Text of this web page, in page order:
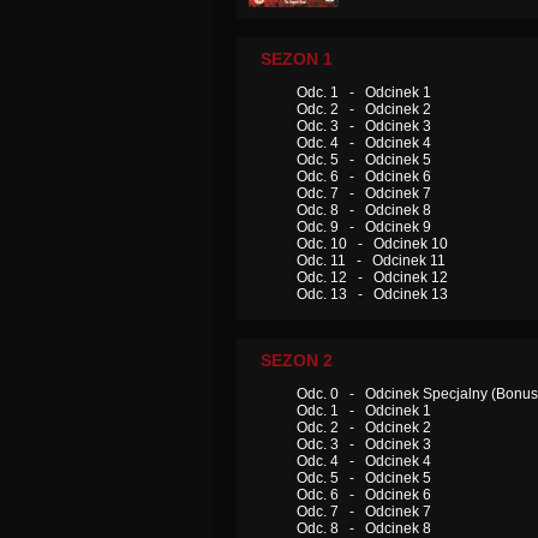
SEZON 1
Odc. 1 - Odcinek 1
Odc. 2 - Odcinek 2
Odc. 3 - Odcinek 3
Odc. 4 - Odcinek 4
Odc. 5 - Odcinek 5
Odc. 6 - Odcinek 6
Odc. 7 - Odcinek 7
Odc. 8 - Odcinek 8
Odc. 9 - Odcinek 9
Odc. 10 - Odcinek 10
Odc. 11 - Odcinek 11
Odc. 12 - Odcinek 12
Odc. 13 - Odcinek 13
SEZON 2
Odc. 0 - Odcinek Specjalny
Odc. 1 - Odcinek 1
Odc. 2 - Odcinek 2
Odc. 3 - Odcinek 3
Odc. 4 - Odcinek 4
Odc. 5 - Odcinek 5
Odc. 6 - Odcinek 6
Odc. 7 - Odcinek 7
Odc. 8 - Odcinek 8